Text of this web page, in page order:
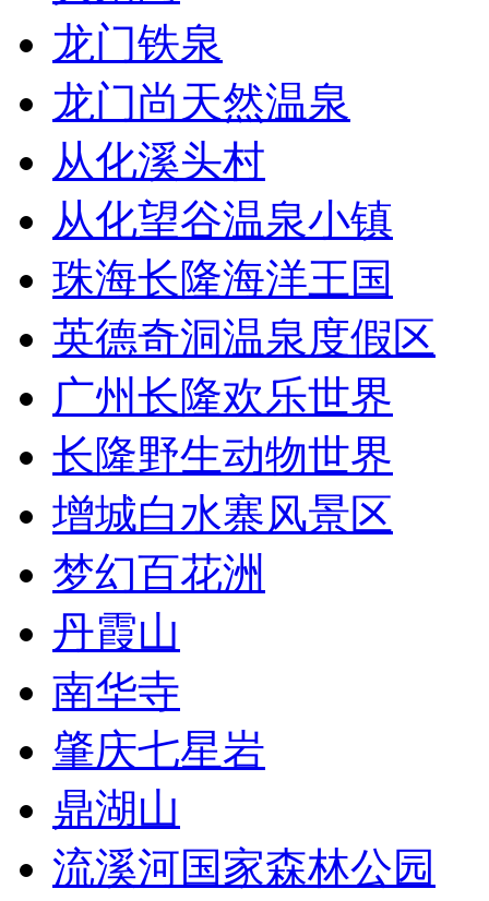
龙门铁泉
龙门尚天然温泉
从化溪头村
从化望谷温泉小镇
珠海长隆海洋王国
英德奇洞温泉度假区
广州长隆欢乐世界
长隆野生动物世界
增城白水寨风景区
梦幻百花洲
丹霞山
南华寺
肇庆七星岩
鼎湖山
流溪河国家森林公园